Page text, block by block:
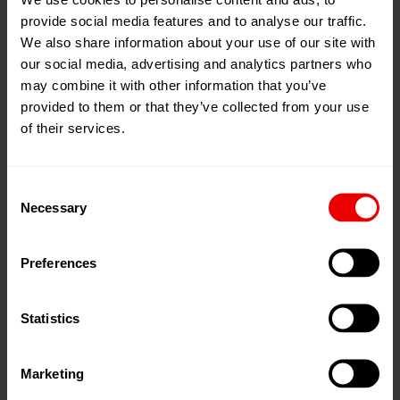
provide social media features and to analyse our traffic.
We also share information about your use of our site with
our social media, advertising and analytics partners who
may combine it with other information that you’ve
provided to them or that they’ve collected from your use
of their services.
Selection
Necessary
Preferences
Statistics
Marketing
Sebastian Will
Vertriebsleitung
Allgemeiner Maschinenbau
Telefon: +49 4321 305 276
amb.neumag@barmag.com